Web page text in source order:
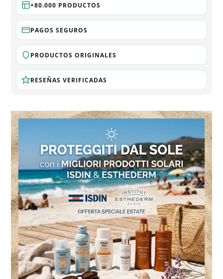
+80.000 PRODUCTOS
PAGOS SEGUROS
PRODUCTOS ORIGINALES
RESEÑAS VERIFICADAS